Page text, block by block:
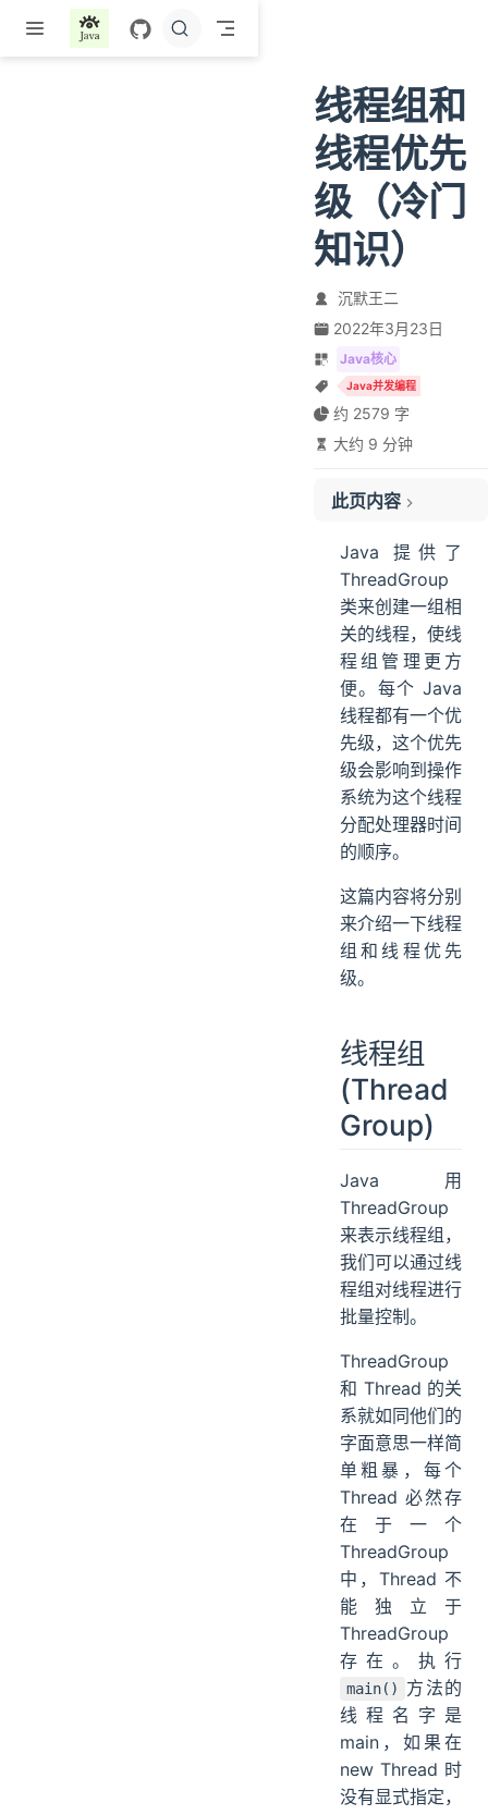
跳至主要內容
线程组和
线程优先
级（冷门
知识）
沉默王二
2022年3月23日
Java核心
Java并发编程
约 2579 字
大约 9 分钟
此页内容
线程的优先级
线程组和线程优先级之间的关系
小结
Java 提供了
ThreadGroup
类来创建一组相
关的线程，使线
程组管理更方
便。每个 Java
线程都有一个优
先级，这个优先
级会影响到操作
系统为这个线程
分配处理器时间
的顺序。
这篇内容将分别
来介绍一下线程
组和线程优先
级。
线程组
(Thread
Group)
Java 用
ThreadGroup
来表示线程组，
我们可以通过线
程组对线程进行
批量控制。
ThreadGroup
和 Thread 的关
系就如同他们的
字面意思一样简
单粗暴，每个
Thread 必然存
在于一个
ThreadGroup
中，Thread 不
能独立于
ThreadGroup
存在。执行
main()
方法的
线程名字是
main，如果在
new Thread 时
没有显式指定，